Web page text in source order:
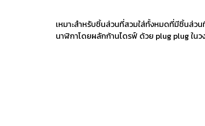
1
งานกับเ
5
มือสำห
9
โต๊ะแล
เหมาะสำหรับชิ้นส่วนที่สวมใส่ทั้งหมดที่มีชิ้นส่วน
นาฬิกาโดยผลักก้านไดรฟ์ ด้วย plug plug ใน